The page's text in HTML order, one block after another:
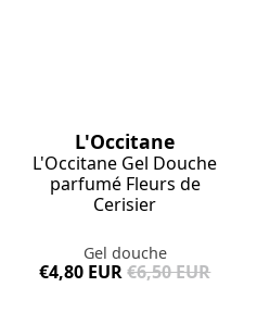
L'Occitane
L'Occitane Gel Douche
parfumé Fleurs de
Cerisier
Gel douche
€4,80 EUR€6,50 EUR